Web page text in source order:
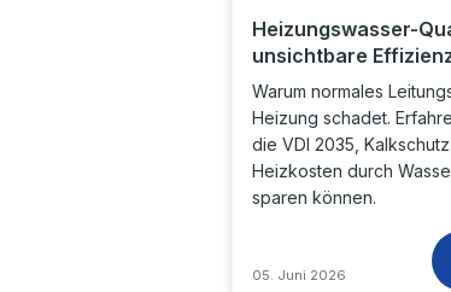
Heizungswasser-
unsichtbare
Warum normales
Heizung schadet.
die VDI 2035,
Heizkosten durch
sparen können.
05. Juni 2026